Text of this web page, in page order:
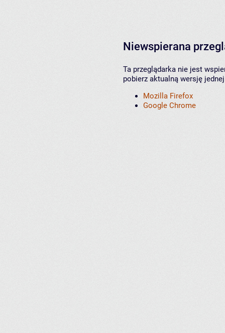
Niewspierana
Ta przeglądarka nie jest
pobierz aktualną wersję
Mozilla Firefox
Google Chrome